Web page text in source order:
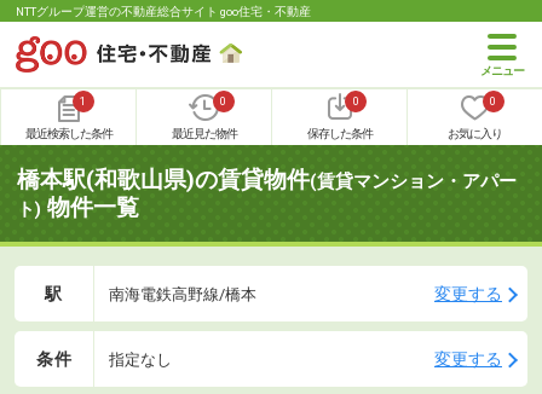
NTTグループ運営の不動産総合サイト goo住宅・不動産
1
最近検索した条件
0
最近見た物件
0
保存した条件
0
お気に入り
橋本駅(和歌山県)の賃貸物件(賃貸マンション・アパー
ト) 物件一覧
駅 南海電鉄高野線/橋本 変更する
条件 指定なし 変更する